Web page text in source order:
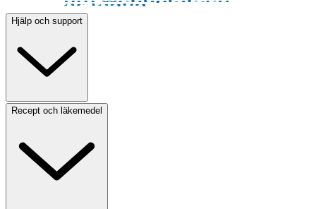
Hjälp och support
Recept och läkemedel